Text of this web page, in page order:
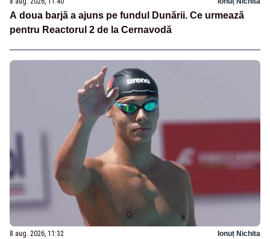
A doua barjă a ajuns pe fundul Dunării. Ce urmează
pentru Reactorul 2 de la Cernavodă
8 aug. 2026, 11:32 Ionuț Nichita